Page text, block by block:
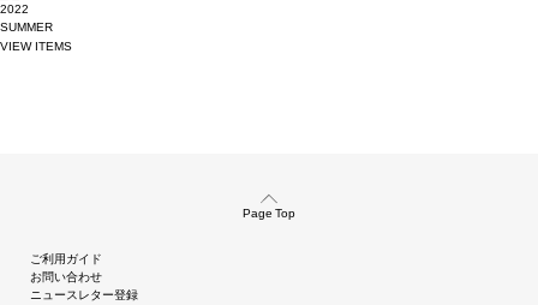
2022
SUMMER
VIEW ITEMS
Page Top
ご利用ガイド
お問い合わせ
ニュースレター登録